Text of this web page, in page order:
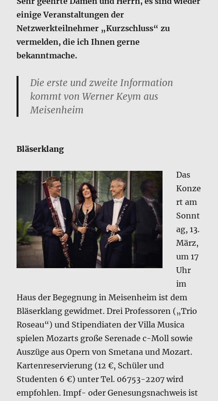
einige Veranstaltungen der
Netzwerkteilnehmer „Kurzschluss“ zu
vermelden, die ich Ihnen gerne
bekanntmache.
Die erste und zweite Information
kommt von Werner Keym aus
Meisenheim
Bläserklang
Das
Konze
rt am
Sonnt
ag, 13.
März,
um 17
Uhr
im
Haus der Begegnung in Meisenheim ist dem
Bläserklang gewidmet. Drei Professoren („Trio
Roseau“) und Stipendiaten der Villa Musica
spielen Mozarts große Serenade c-Moll sowie
Auszüge aus Opern von Smetana und Mozart.
Kartenreservierung (12 €, Schüler und
Studenten 6 €) unter Tel. 06753-2207 wird
empfohlen. Impf- oder Genesungsnachweis ist